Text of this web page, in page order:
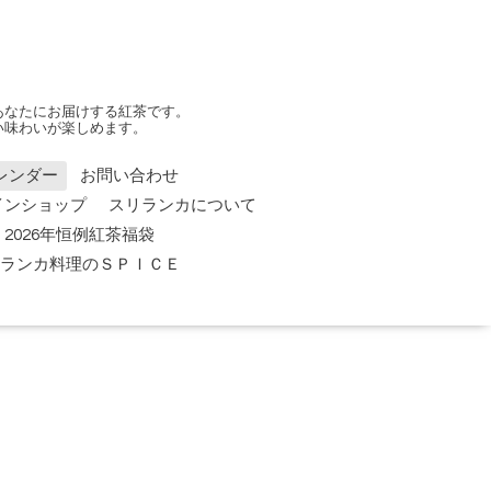
たにお届けする紅茶です。
わいが楽しめます。
ンダー
お問い合わせ
ンショップ
スリランカについて
2026年恒例紅茶福袋
ンカ料理のＳＰＩＣＥ